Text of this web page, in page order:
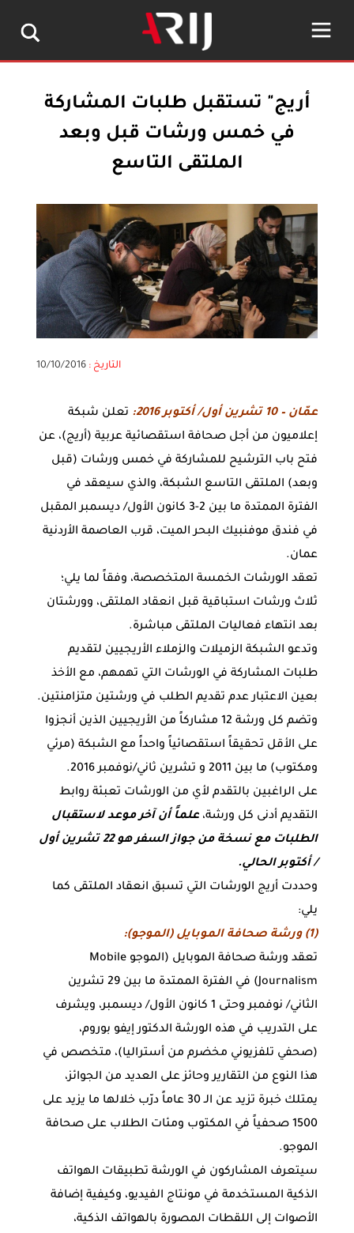
أريج" تستقبل طلبات المشاركة
في خمس ورشات قبل وبعد
الملتقى التاسع
التاريخ :10/10/2016
عمّان – 10 تشرين أول/ أكتوبر 2016:
تعلن شبكة
إعلاميون من أجل صحافة استقصائية عربية (أريج)، عن
فتح باب الترشيح للمشاركة في خمس ورشات (قبل
وبعد) الملتقى التاسع الشبكة، والذي سيعقد في
الفترة الممتدة ما بين 2-3 كانون الأول/ ديسمبر المقبل
في فندق موفنبيك البحر الميت، قرب العاصمة الأردنية
عمان.
تعقد الورشات الخمسة المتخصصة، وفقاً لما يلي؛
ثلاث ورشات استباقية قبل انعقاد الملتقى، وورشتان
بعد انتهاء فعاليات الملتقى مباشرة.
وتدعو الشبكة الزميلات والزملاء الأريجيين لتقديم
طلبات المشاركة في الورشات التي تهمهم، مع الأخذ
بعين الاعتبار عدم تقديم الطلب في ورشتين متزامنتين.
وتضم كل ورشة 12 مشاركاً من الأريجيين الذين أنجزوا
على الأقل تحقيقاً استقصائياً واحداً مع الشبكة (مرئي
ومكتوب) ما بين 2011 و تشرين ثاني/نوفمبر 2016.
على الراغبين بالتقدم لأي من الورشات تعبئة روابط
التقديم أدنى كل ورشة، علماً أن آخر موعد لاستقبال
الطلبات مع نسخة من جواز السفر هو 22 تشرين أول
/ أكتوبر الحالي.
وحددت أريج الورشات التي تسبق انعقاد الملتقى كما
يلي:
(1) ورشة صحافة الموبايل (الموجو):
تعقد ورشة صحافة الموبايل (الموجو Mobile
Journalism) في الفترة الممتدة ما بين 29 تشرين
الثاني/ نوفمبر وحتى 1 كانون الأول/ ديسمبر، ويشرف
على التدريب في هذه الورشة الدكتور إيفو بوروم،
(صحفي تلفزيوني مخضرم من أستراليا)، متخصص في
هذا النوع من التقارير وحائز على العديد من الجوائز،
يمتلك خبرة تزيد عن الـ 30 عاماً درّب خلالها ما يزيد على
1500 صحفياً في المكتوب ومئات الطلاب على صحافة
الموجو.
سيتعرف المشاركون في الورشة تطبيقات الهواتف
الذكية المستخدمة في مونتاج الفيديو، وكيفية إضافة
الأصوات إلى اللقطات المصورة بالهواتف الذكية،